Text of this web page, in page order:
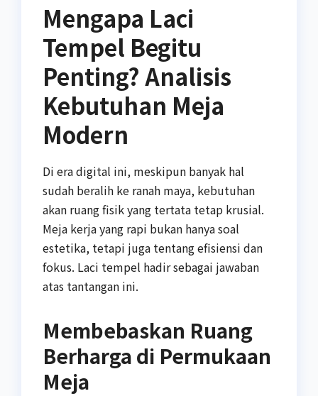
Mengapa Laci
Tempel Begitu
Penting? Analisis
Kebutuhan Meja
Modern
Di era digital ini, meskipun banyak hal
sudah beralih ke ranah maya, kebutuhan
akan ruang fisik yang tertata tetap krusial.
Meja kerja yang rapi bukan hanya soal
estetika, tetapi juga tentang efisiensi dan
fokus. Laci tempel hadir sebagai jawaban
atas tantangan ini.
Membebaskan Ruang
Berharga di Permukaan
Meja